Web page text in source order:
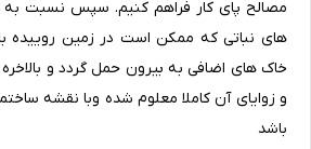
مصالح پای کار فراهم کنیم. سپس نسبت
های نباتی که ممکن است در زمین روییده
خاک های اضافی به بیرون حمل گردد و
و زوایای آن کاملا معلوم شده وبا نقشه
باشد